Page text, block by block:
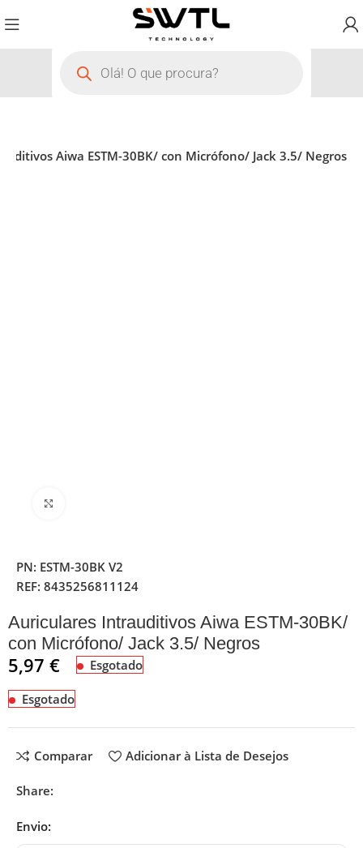
Aiwa ESTM-30BK/ con Micrófono/ Jack 3.5/ Negros
PN: ESTM-30BK V2
REF:8435256811124
Auriculares Intrauditivos Aiwa ESTM-30BK/
con Micrófono/ Jack 3.5/ Negros
5,97€ Esgotado
Esgotado
Comparar Adicionar à Lista de Desejos
Share:
Envio: